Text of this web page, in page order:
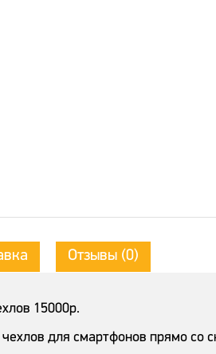
Отзывы (0)
15000р.
для смартфонов прямо со